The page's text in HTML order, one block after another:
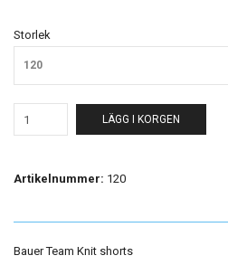
Storlek
120
LÄGG I KORGEN
Artikelnummer: 120
Bauer Team Knit shorts